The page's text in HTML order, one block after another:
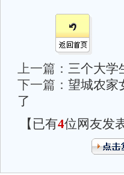
上一篇： 三个大学
下一篇： 望城农家
了
【已有4位网友发